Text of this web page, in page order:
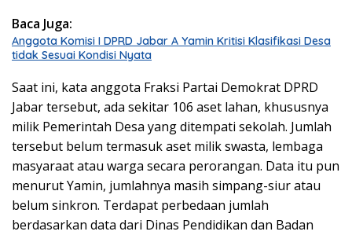
Baca Juga:
Anggota Komisi I DPRD Jabar A Yamin Kritisi Klasifikasi Desa
tidak Sesuai Kondisi Nyata
Saat ini, kata anggota Fraksi Partai Demokrat DPRD
Jabar tersebut, ada sekitar 106 aset lahan, khususnya
milik Pemerintah Desa yang ditempati sekolah. Jumlah
tersebut belum termasuk aset milik swasta, lembaga
masyaraat atau warga secara perorangan. Data itu pun
menurut Yamin, jumlahnya masih simpang-siur atau
belum sinkron. Terdapat perbedaan jumlah
berdasarkan data dari Dinas Pendidikan dan Badan